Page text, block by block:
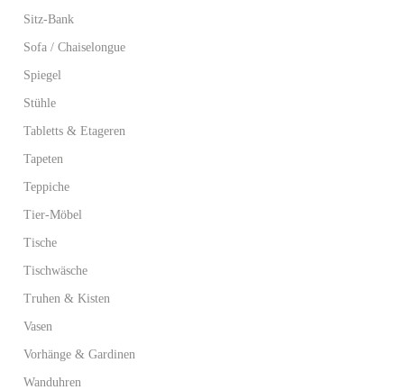
Sitz-Bank
Sofa / Chaiselongue
Spiegel
Stühle
Tabletts & Etageren
Tapeten
Teppiche
Tier-Möbel
Tische
Tischwäsche
Truhen & Kisten
Vasen
Vorhänge & Gardinen
Wanduhren